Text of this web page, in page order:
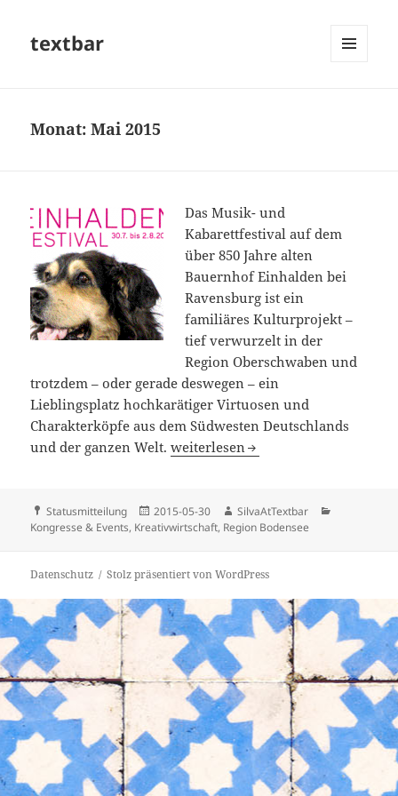
textbar
Monat:Mai 2015
Das Musik- und
Kabarettfestival auf dem
über 850 Jahre alten
Bauernhof Einhalden bei
Ravensburg ist ein
familiäres Kulturprojekt –
tief verwurzelt in der
Region Oberschwaben und
trotzdem – oder gerade deswegen – ein
Lieblingsplatz hochkarätiger Virtuosen und
Charakterköpfe aus dem Südwesten Deutschlands
und der ganzen Welt.Einhaldenfestival 2015 –
weiterlesen
Format
Statusmitteilung
Veröffentlicht
am
2015-05-30 Autor
SilvaAtTextbar
Kongresse & Events, Kreativwirtschaft, Region Bodensee
Datenschutz Stolz präsentiert von WordPress